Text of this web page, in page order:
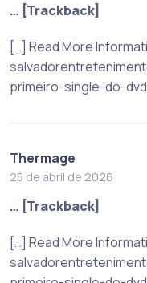
… [Trackback]
[…] Read More
primeiro-single-do-
Thermage
25 de abril de 2026
… [Trackback]
[…] Read More